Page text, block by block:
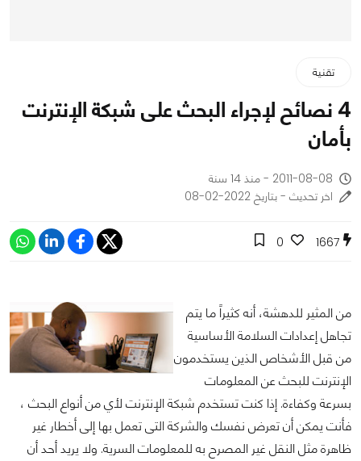
تقنية
4 نصائح لإجراء البحث على شبكة الإنترنت
بأمان
2011-08-08 - منذ 14 سنة
اخر تحديث - بتاريخ 2022-02-08
1667
0
من المثير للدهشة، أنه كثيراً ما يتم
تجاهل إعدادات السلامة الأساسية
من قبل الأشخاص الذين يستخدمون
الإنترنت للبحث عن المعلومات
بسرعة وكفاءة. إذا كنت تستخدم شبكة الإنترنت لأي من أنواع البحث ،
فأنت يمكن أن تعرض نفسك والشركة التى تعمل بها إلى أخطار غير
ظاهرة مثل النقل غير المصرح به للمعلومات السرية. ولا يريد أحد أن